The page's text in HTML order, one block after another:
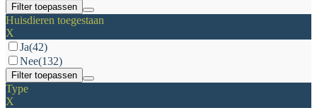
Filter toepassen
Huisdieren toegestaan
X
Ja(42)
Nee(132)
Filter toepassen
Type
X